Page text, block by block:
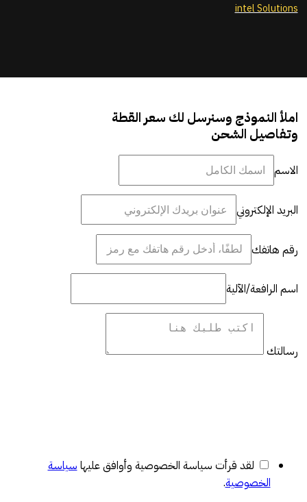
intel Solutions
املأ النموذج وسنرسل لك سعر القطة
وتفاصيل الشحن
الاسم
البريد الإلكتروني
رقم هاتفك
اسم الرافعة/الآلية
رسالتك
لقد قرأت سياسة الخصوصية وأوافق عليها سياسة
الخصوصية.